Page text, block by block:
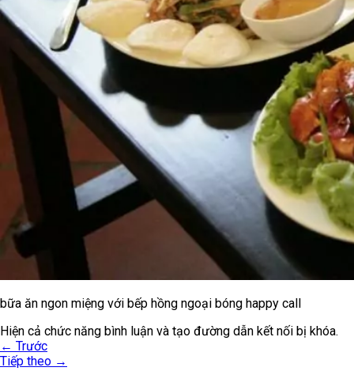
bữa ăn ngon miệng với bếp hồng ngoại bóng happy call
Hiện cả chức năng bình luận và tạo đường dẫn kết nối bị khóa.
← Trước
Tiếp theo →